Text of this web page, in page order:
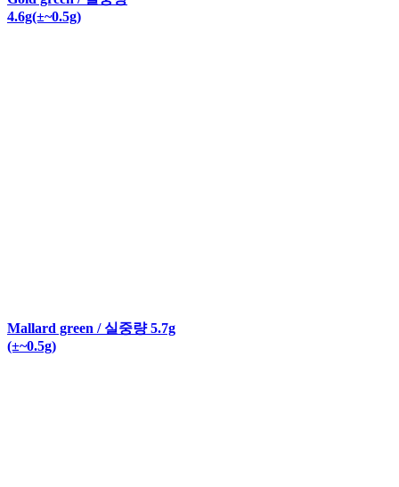
4.6g(±~0.5g)
Mallard green / 실중량 5.7g
(±~0.5g)